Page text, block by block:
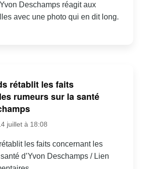
Deschamps réagit aux
avec une photo qui en dit long.
rétablit les faits
rumeurs sur la santé
juillet à 18:08
les faits concernant les
d’Yvon Deschamps / Lien